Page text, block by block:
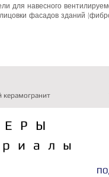
для навесного
фасадов зданий